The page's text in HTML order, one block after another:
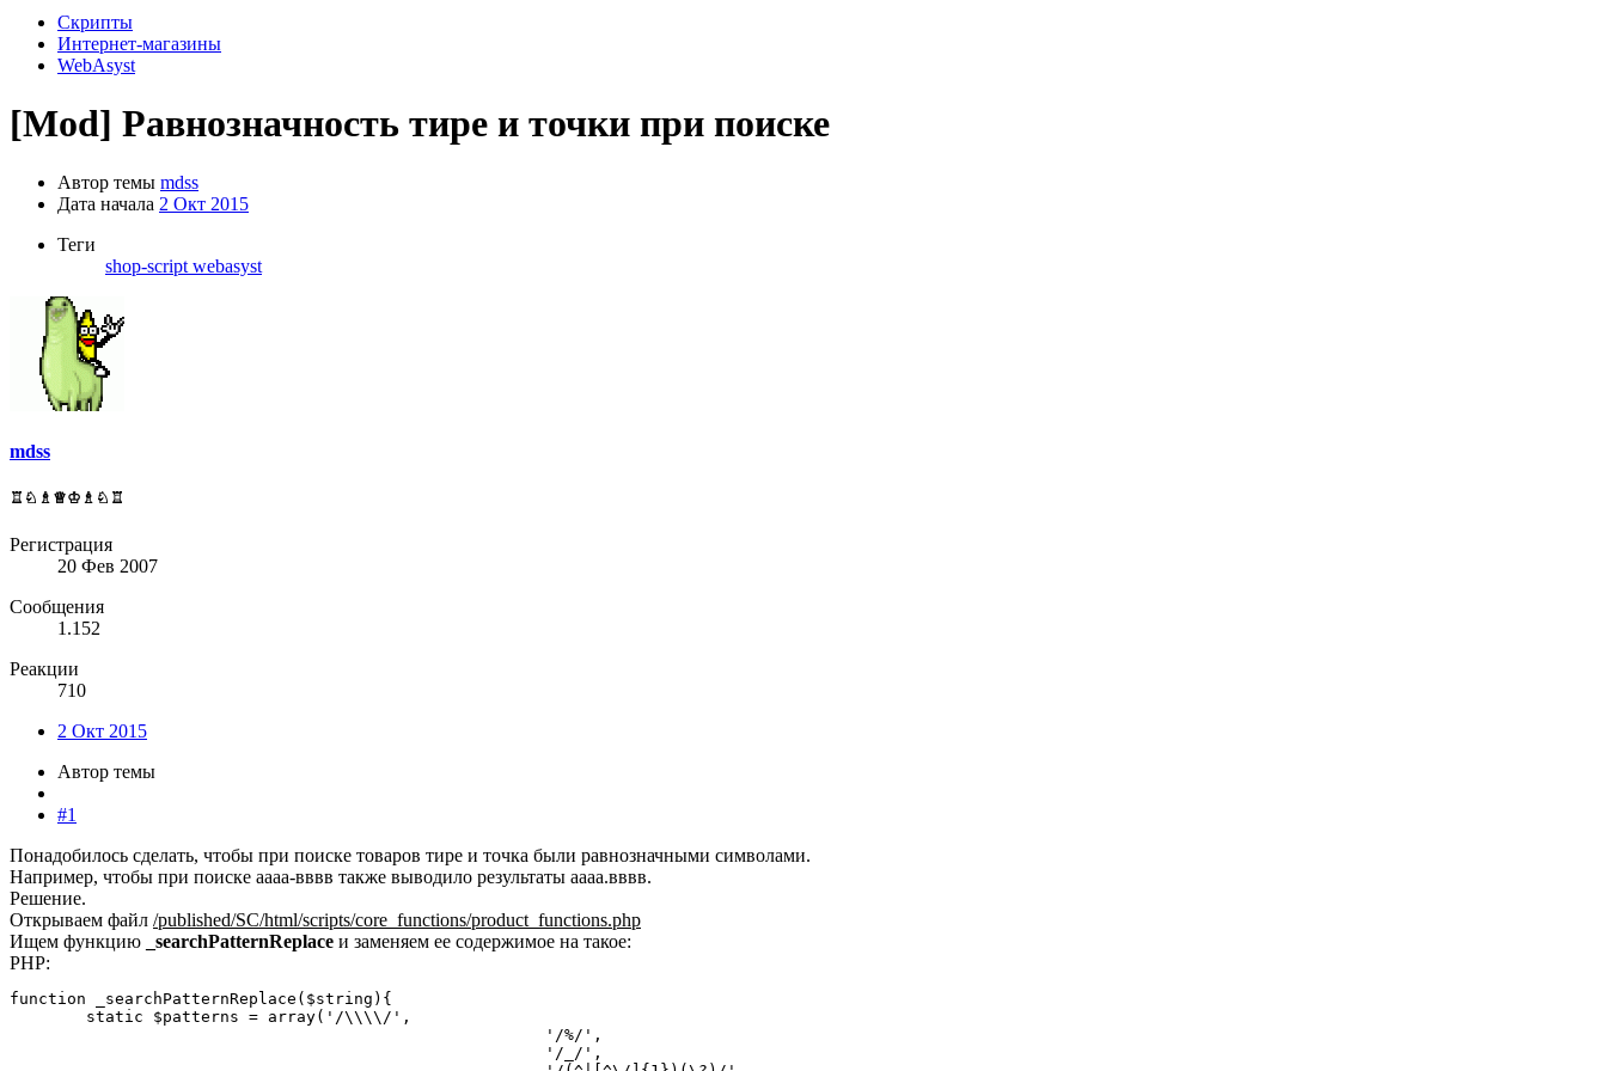
Скрипты
Интернет-магазины
WebAsyst
[Mod] Равнозначность тире и точки при поиске
Автор темы mdss
Дата начала 2 Окт 2015
Теги
shop-script webasyst
mdss
♖♘♗♕♔♗♘♖
Регистрация
20 Фев 2007
Сообщения
1.152
Реакции
710
2 Окт 2015
Автор темы
#1
Понадобилось сделать, чтобы при поиске товаров тире и точка были равнозначными символами.
Например, чтобы при поиске аааа-вввв также выводило результаты аааа.вввв.
Решение.
Открываем файл /published/SC/html/scripts/core_functions/product_functions.php
Ищем функцию
_searchPatternReplace и заменяем ее содержимое на такое:
PHP:
function _searchPatternReplace($string){